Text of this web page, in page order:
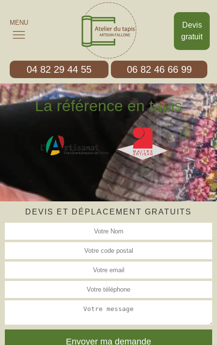
Devis
gratuit
MENU
04 82 29 44 55 06 82 46 66 99
La référence en tapis
DEVIS ET DÉPLACEMENT GRATUITS